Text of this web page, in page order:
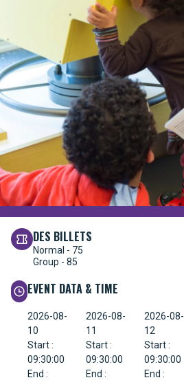
DES BILLETS
Normal - 75
Group - 85
EVENT DATA & TIME
2026-08-
10
Start :
09:30:00
End :
2026-08-
11
Start :
09:30:00
End :
2026-08-
12
Start :
09:30:00
End :